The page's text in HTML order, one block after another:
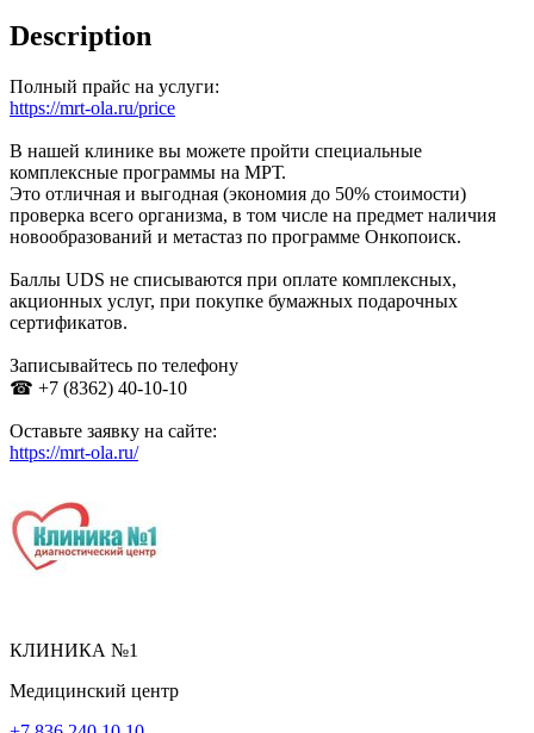
Description
Полный прайс на услуги:
https://mrt-ola.ru/price
В нашей клинике вы можете пройти специальные
комплексные программы на МРТ.
Это отличная и выгодная (экономия до 50% стоимости)
проверка всего организма, в том числе на предмет наличия
новообразований и метастаз по программе Онкопоиск.
Баллы UDS не списываются при оплате комплексных,
акционных услуг, при покупке бумажных подарочных
сертификатов.
Записывайтесь по телефону
☎ +7 (8362) 40-10-10
Оставьте заявку на сайте:
https://mrt-ola.ru/
КЛИНИКА №1
Медицинский центр